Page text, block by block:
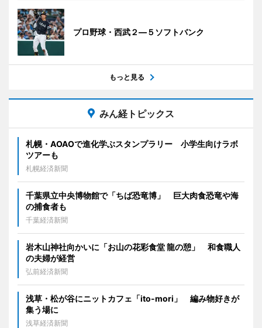
プロ野球・西武２―５ソフトバンク
もっと見る
みん経トピックス
札幌・AOAOで進化学ぶスタンプラリー 小学生向けラボ
ツアーも
札幌経済新聞
千葉県立中央博物館で「ちば恐竜博」 巨大肉食恐竜や海
の捕食者も
千葉経済新聞
岩木山神社向かいに「お山の花彩食堂 龍の憩」 和食職人
の夫婦が経営
弘前経済新聞
浅草・松が谷にニットカフェ「ito-mori」 編み物好きが
集う場に
浅草経済新聞